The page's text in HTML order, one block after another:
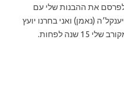
לפרסם את ההבנות שלי עם
(נאמן) ואני בחרנו יועץ
לפחות.